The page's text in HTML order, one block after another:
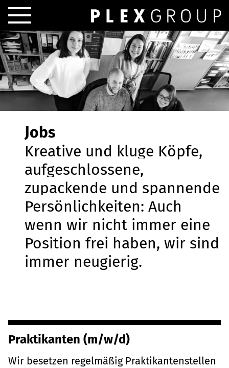
Jobs
Kreative und kluge Köpfe,
aufgeschlossene,
zupackende und spannende
Persönlichkeiten: Auch
wenn wir nicht immer eine
Position frei haben, wir sind
immer neugierig.
Praktikanten (m/w/d)
Wir besetzen regelmäßig Praktikantenstellen